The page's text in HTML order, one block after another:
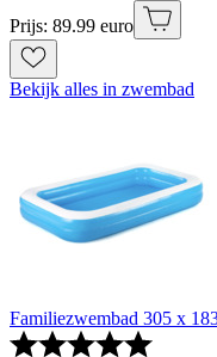
Prijs: 89.99 euro
Bekijk alles in zwembad
Familiezwembad 305 x